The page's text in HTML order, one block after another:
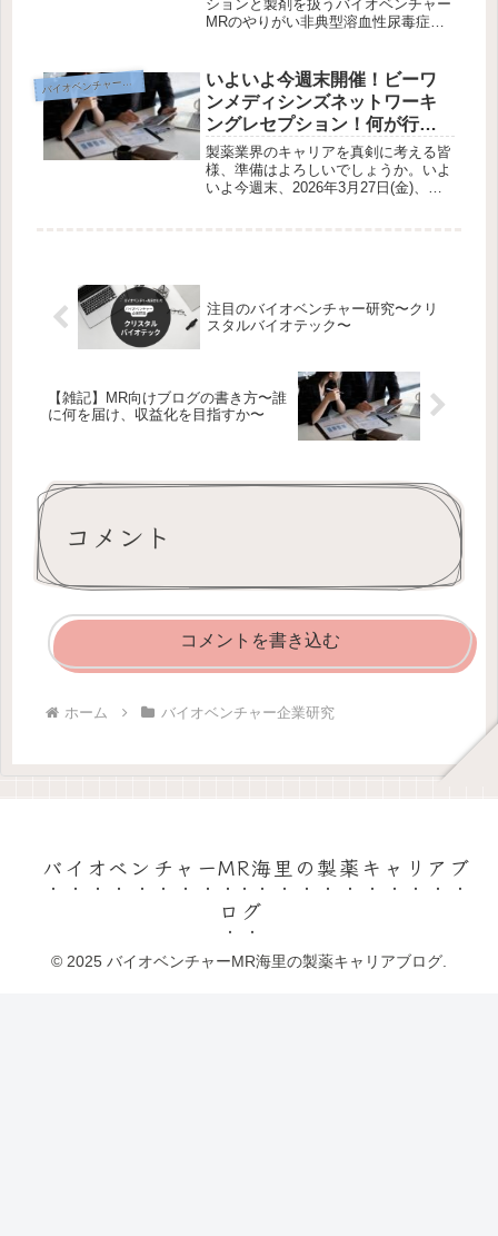
ションと製剤を扱うバイオベンチャー
MRのやりがい非典型溶血性尿毒症症
りながら命に関わる重篤な病態を...
バイオベンチャー企業研究
いよいよ今週末開催！ビーワ
ンメディシンズネットワーキ
ングレセプション！何が行わ
れる？ハイキャリアを目指す
オンコロジーMR以外も参加す
べき理由！
製薬業界のキャリアを真剣に考える皆
様、準備はよろしいでしょうか。いよ
いよ今週末、2026年3月27日(金)、み
注目のバイオベンチャー研究〜クリ
スタルバイオテック〜
【雑記】MR向けブログの書き方〜誰
に何を届け、収益化を目指すか〜
コメント
コメントを書き込む
ホーム バイオベンチャー企業研究
バイオベンチャーMR海里の製薬キャリアブ
ログ
© 2025 バイオベンチャーMR海里の製薬キャリアブログ.